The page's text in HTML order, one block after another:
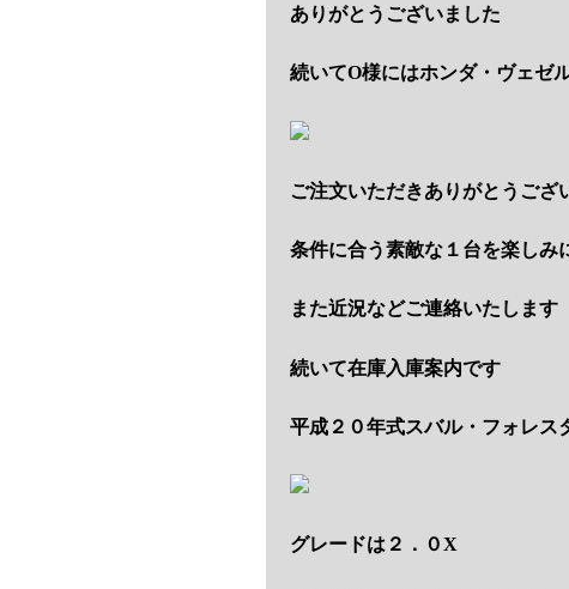
ありがとうございました
続いてO様にはホンダ・ヴェゼ
ご注文いただきありがとうござ
条件に合う素敵な１台を楽しみ
また近況などご連絡いたします
続いて在庫入庫案内です
平成２０年式スバル・フォレス
グレードは２．０X